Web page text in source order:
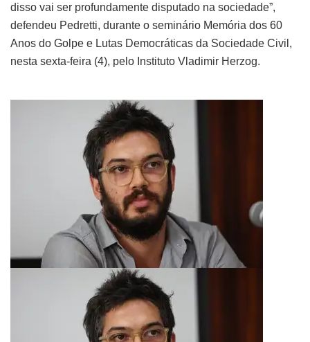
disso vai ser profundamente disputado na sociedade”,
defendeu Pedretti, durante o seminário Memória dos 60
Anos do Golpe e Lutas Democráticas da Sociedade Civil,
nesta sexta-feira (4), pelo Instituto Vladimir Herzog.